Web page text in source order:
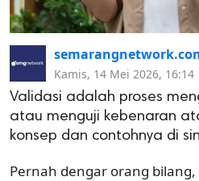
Kamis, 14 Mei 2026, 16:14
Validasi adalah proses
atau menguji kebenaran
konsep dan contohnya di
Pernah dengar orang